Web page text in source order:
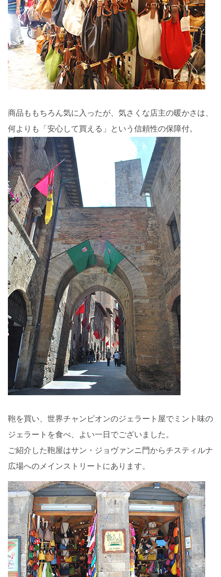
商品ももちろん気に入ったが、気さくな店主の暖かさは、
何よりも「安心して買える」という信頼性の保障付。
鞄を買い、世界チャンピオンのジェラート屋でミント味の
ジェラートを食べ、よい一日でございました。
ご紹介した鞄屋はサン・ジョヴァンニ門からチスティルナ
広場へのメインストリートにあります。